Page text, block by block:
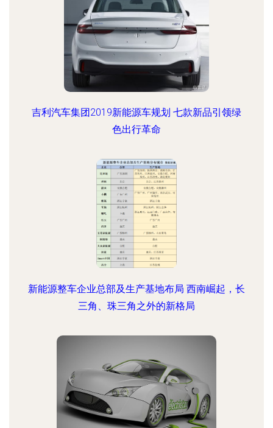
吉利汽车集团2019新能源车规划 七款新品引领绿
色出行革命
新能源整车企业总部及生产基地布局 西南崛起，长
三角、珠三角之外的新格局